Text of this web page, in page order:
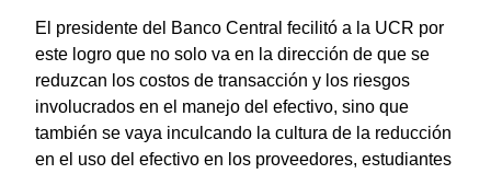
El presidente del Banco Central fecilitó a la UCR por
este logro que no solo va en la dirección de que se
reduzcan los costos de transacción y los riesgos
involucrados en el manejo del efectivo, sino que
también se vaya inculcando la cultura de la reducción
en el uso del efectivo en los proveedores, estudiantes